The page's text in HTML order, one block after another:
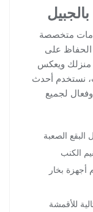
متخصصة
الحفاظ على
منزلك ويعكس
نستخدم أحدث
لجميع
البقع الصعبة
الكنب
أجهزة بخار
للأقمشة